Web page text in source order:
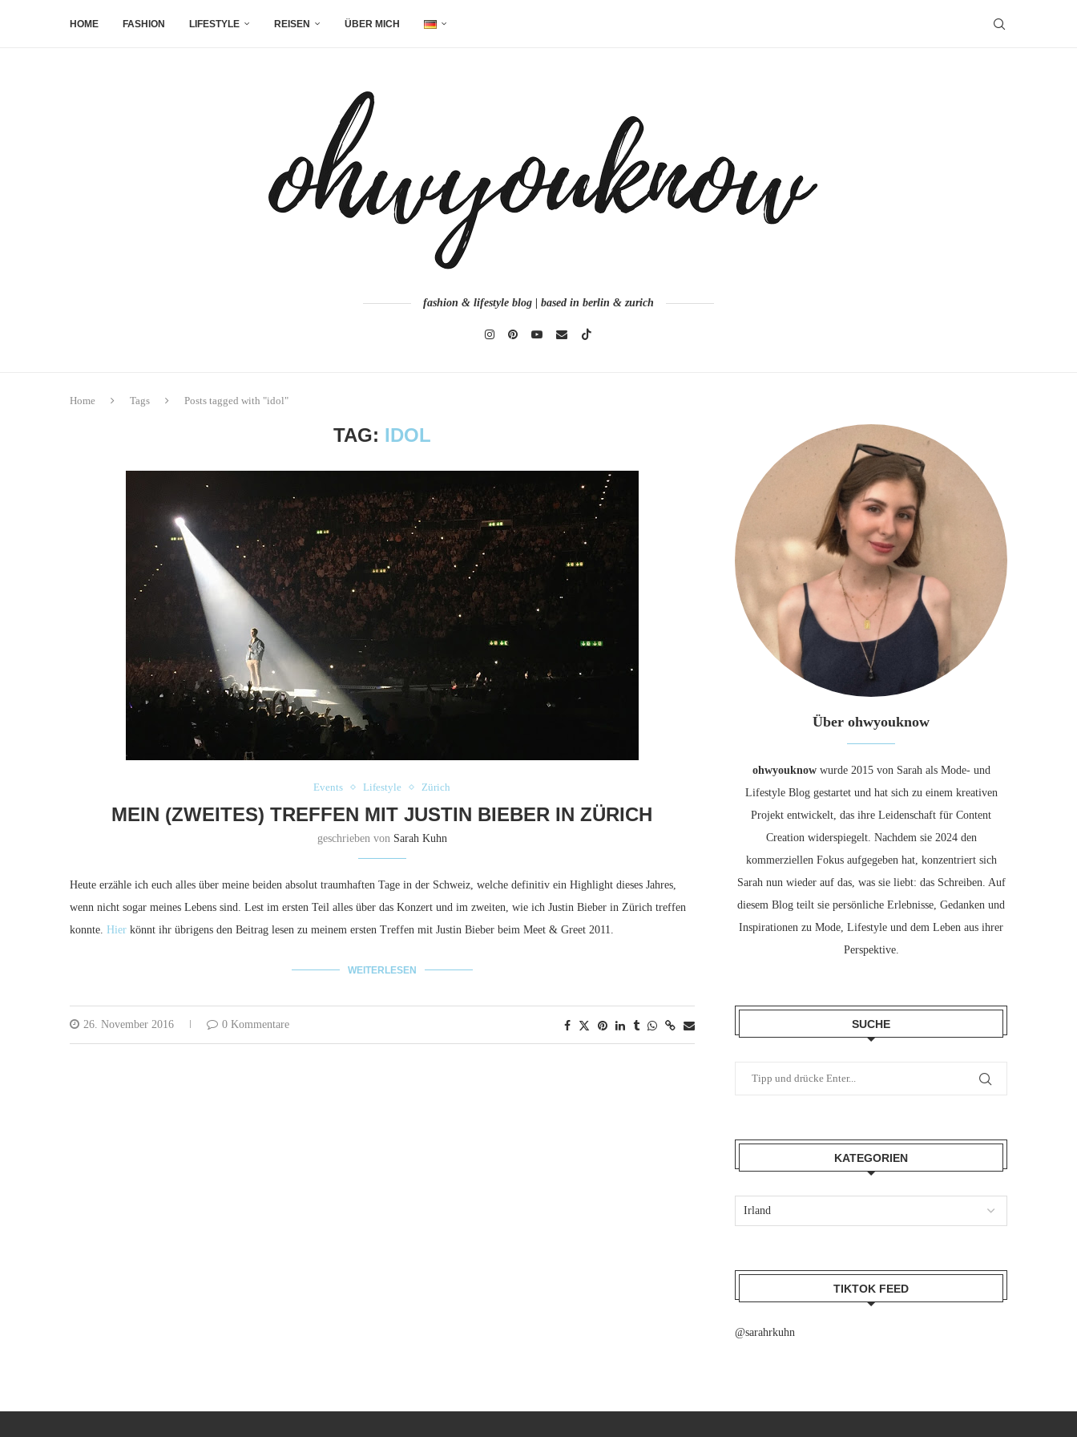
HOME FASHION LIFESTYLE REISEN ÜBER MICH
fashion & lifestyle blog | based in berlin & zurich
Home Tags Posts tagged with "idol"
TAG: IDOL
Events Lifestyle Zürich
MEIN (ZWEITES) TREFFEN MIT JUSTIN BIEBER IN ZÜRICH
geschrieben von Sarah Kuhn
Heute erzähle ich euch alles über meine beiden absolut traumhaften Tage in der Schweiz, welche definitiv ein Highlight dieses Jahres,
wenn nicht sogar meines Lebens sind. Lest im ersten Teil alles über das Konzert und im zweiten, wie ich Justin Bieber in Zürich treffen
konnte. Hier könnt ihr übrigens den Beitrag lesen zu meinem ersten Treffen mit Justin Bieber beim Meet & Greet 2011.
WEITERLESEN
26. November 2016 0 Kommentare
Über ohwyouknow
ohwyouknowwurde 2015 von Sarah als Mode- und
Lifestyle Blog gestartet und hat sich zu einem kreativen
Projekt entwickelt, das ihre Leidenschaft für Content
Creation widerspiegelt. Nachdem sie 2024 den
kommerziellen Fokus aufgegeben hat, konzentriert sich
Sarah nun wieder auf das, was sie liebt: das Schreiben. Auf
diesem Blog teilt sie persönliche Erlebnisse, Gedanken und
Inspirationen zu Mode, Lifestyle und dem Leben aus ihrer
Perspektive.
SUCHE
KATEGORIEN
TIKTOK FEED
@sarahrkuhn